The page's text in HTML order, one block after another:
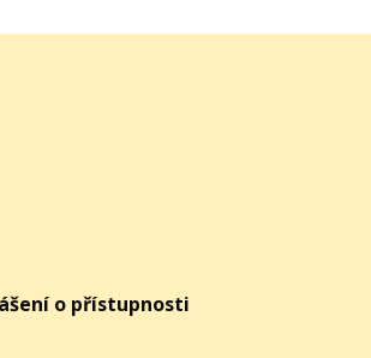
o přístupnosti